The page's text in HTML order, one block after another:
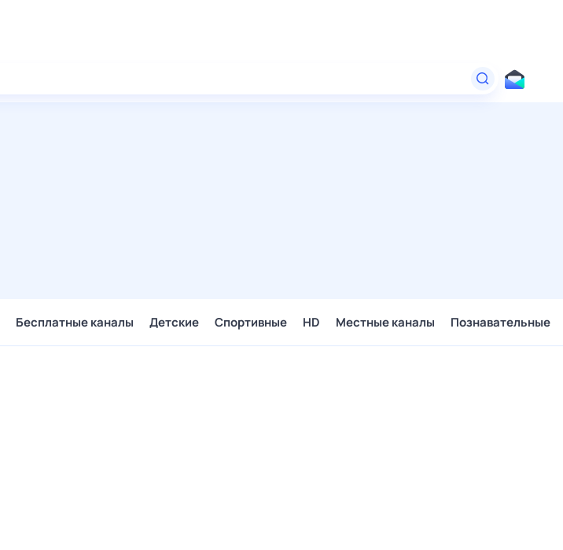
Бесплатные каналы Детские Спортивные HD Местные каналы Познавательные